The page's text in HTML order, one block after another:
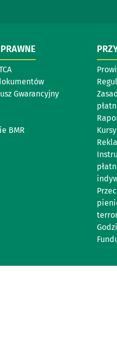
Gwarancyjny
BMR